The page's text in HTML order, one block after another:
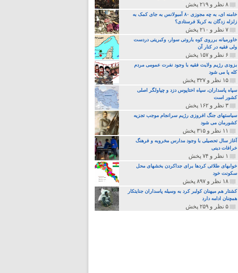
۸ نظر و ۲۱۹ پخش
خامنه ای، به چه مجوزی ۸۰ آمبولانس به جای کمک به
زلزله زدگان به کربلا فرستادی؟
۷ نظر و ۲۱۰ پخش
خاورمیانه برروی کوه باروتی سوار، وکبریتی دردست
ولی فقیه در کنار آن
۶ نظر و ۱۵۷ پخش
بزودی رژیم ولایت فقیه با وجود نفرت عمومی مردم
کله پا می شود
۱۵ نظر و ۳۲۷ پخش
سپاه پاسداران، سپاه اختاپوس دزد و چپاولگر اصلی
کشور است
۳ نظر و ۱۶۲ پخش
سیاستهای جنگ افروزی رژیم سرانجام موجب تجزیه
کشورمان می شود
۱۱ نظر و ۳۱۵ پخش
آغاز سال تحصیلی با وجود مدارس مخروبه و فرهنگ
خرافات دینی
۱ نظر و ۷۴ پخش
خوابهای طلائی کردها برای جداکردن بخشهای محل
سکونت خود
۱۸ نظر و ۸۹۷ پخش
کشتار هم میهنان کولبر کرد به وسیله پاسداران جنایتکار
همچنان ادامه دارد
۵ نظر و ۲۵۹ پخش